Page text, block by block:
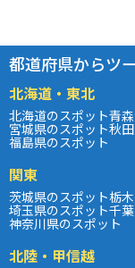
都道府県からツ
北海道・東北
北海道のスポット青
宮城県のスポット秋
福島県のスポット
関東
茨城県のスポット栃
埼玉県のスポット千
神奈川県のスポット
北陸・甲信越